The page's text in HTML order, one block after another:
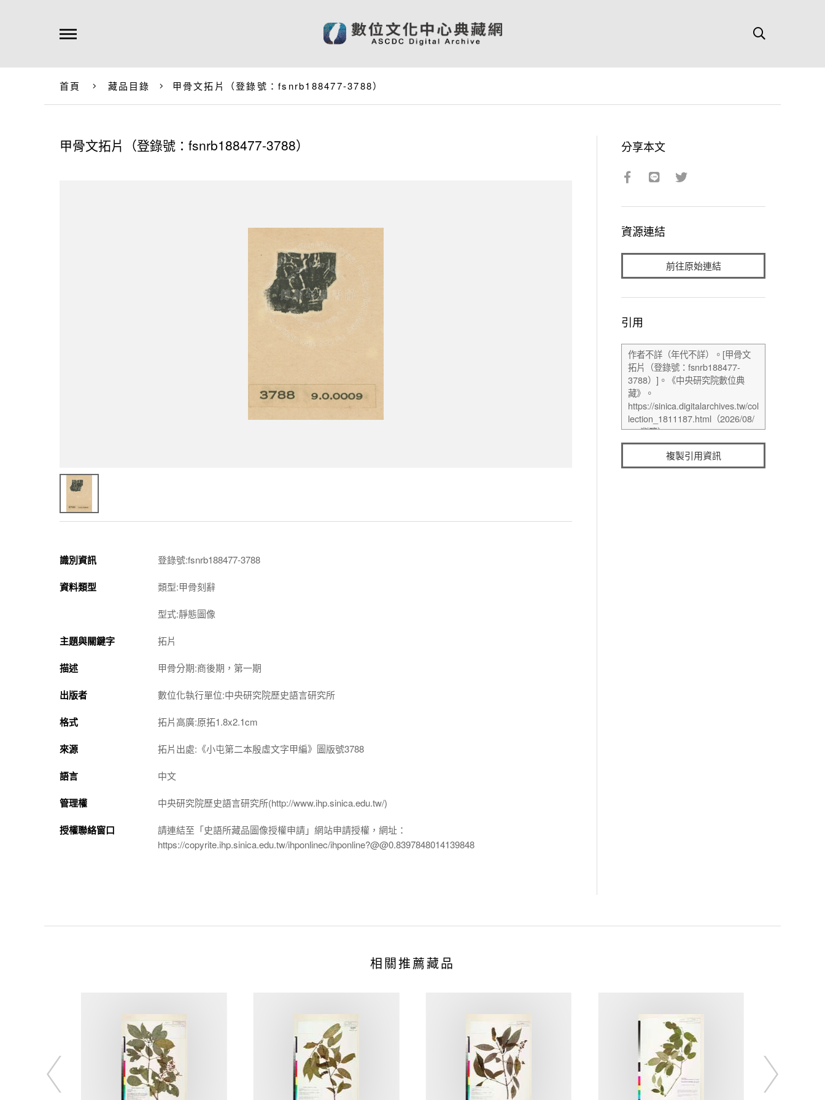
首頁 藏品目錄 甲骨文拓片（登錄號：fsnrb188477-3788）
甲骨文拓片（登錄號：fsnrb188477-3788）
識別資訊 登錄號:fsnrb188477-3788
資料類型 類型:甲骨刻辭
型式:靜態圖像
主題與關鍵字 拓片
描述 甲骨分期:商後期，第一期
出版者 數位化執行單位:中央研究院歷史語言研究所
格式 拓片高廣:原拓1.8x2.1cm
來源 拓片出處:《小屯第二本殷虛文字甲編》圖版號3788
語言 中文
管理權 中央研究院歷史語言研究所(http://www.ihp.sinica.edu.tw/)
授權聯絡窗口
請連結至「史語所藏品圖像授權申請」網站申請授權，網址：
https://copyrite.ihp.sinica.edu.tw/ihponlinec/ihponline?@@0.8397848014139848
分享本文
資源連結
前往原始連結
引用
複製引用資訊
相關推薦藏品